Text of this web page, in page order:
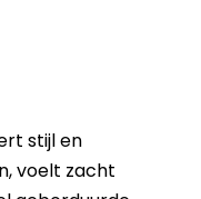
stijl en
voelt zacht